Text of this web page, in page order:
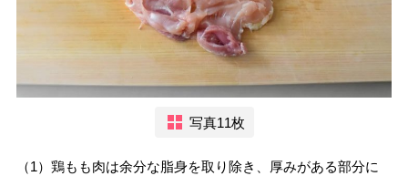
写真11枚
（1）鶏もも肉は余分な脂身を取り除き、厚みがある部分に